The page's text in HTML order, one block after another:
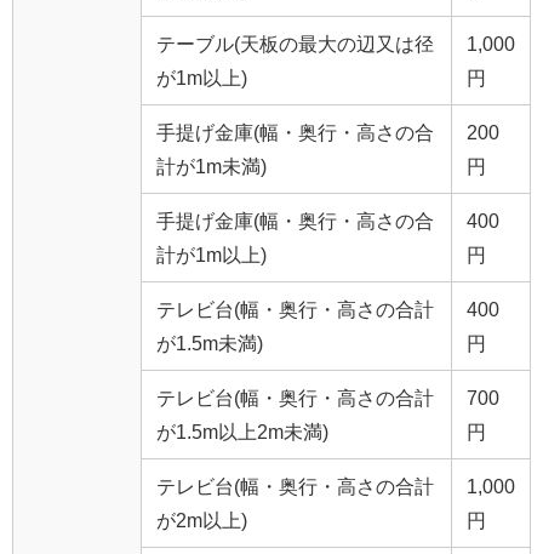
テーブル(天板の最大の辺又は径
が1m以上)
1,000
円
手提げ金庫(幅・奥行・高さの合
計が1m未満)
200
円
手提げ金庫(幅・奥行・高さの合
計が1m以上)
400
円
テレビ台(幅・奥行・高さの合計
が1.5m未満)
400
円
テレビ台(幅・奥行・高さの合計
が1.5m以上2m未満)
700
円
テレビ台(幅・奥行・高さの合計
が2m以上)
1,000
円